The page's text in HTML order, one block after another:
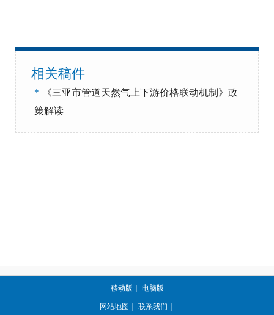
相关稿件
*
《三亚市管道天然气上下游价格联动机制》政
策解读
移动版 ｜ 电脑版
网站地图 ｜ 联系我们 ｜